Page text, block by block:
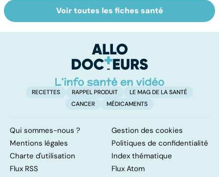
Gynéco : un suivi
pour la vie
Sexualité,
infertilité et
étroits
Voir toutes les fiches santé
RECETTES RAPPEL PRODUIT
LE MAG DE LA SANTÉ
CANCER
MÉDICAMENTS
Qui sommes-nous ?
Gestion des cookies
Mentions légales
Politiques de confidentialité
Charte d'utilisation
Index thématique
Flux RSS
Flux Atom